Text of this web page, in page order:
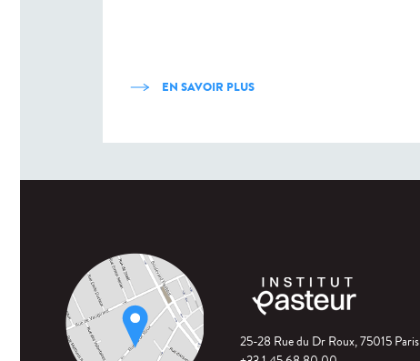
EN SAVOIR PLUS
25-28 Rue du Dr Roux, 75015 Paris